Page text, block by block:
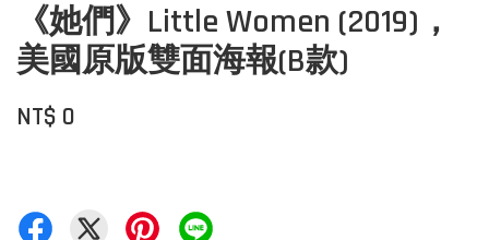
《她們》Little Women (2019)，
美國原版雙面海報(B款)
NT$ 0